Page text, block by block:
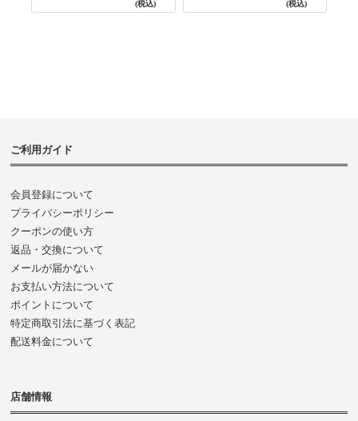
(税込)
3800NAVY BASE
(税込)
ご利用ガイド
会員登録について
プライバシーポリシー
クーポンの使い方
返品・交換について
メールが届かない
お支払い方法について
ポイントについて
特定商取引法に基づく表記
配送料金について
店舗情報